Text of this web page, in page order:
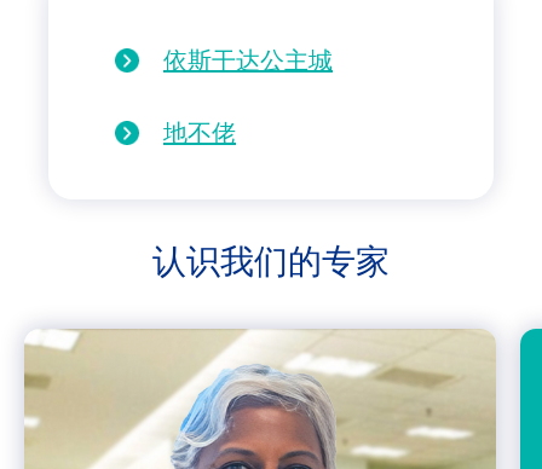
依斯干达公主城
地不佬
认识我们的专家